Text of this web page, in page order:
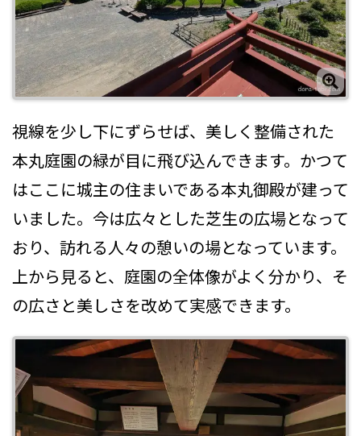
視線を少し下にずらせば、美しく整備された
本丸庭園の緑が目に飛び込んできます。かつて
はここに城主の住まいである本丸御殿が建って
いました。今は広々とした芝生の広場となって
おり、訪れる人々の憩いの場となっています。
上から見ると、庭園の全体像がよく分かり、そ
の広さと美しさを改めて実感できます。